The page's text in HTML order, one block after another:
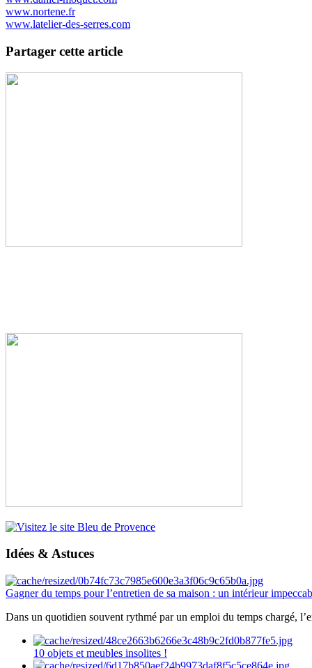
www.nortene.fr
www.latelier-des-serres.com
Partager cette article
Idées & Astuces
Gagner du temps pour l’entretien de sa maison : un intérieur
Dans un quotidien souvent rythmé par un emploi du temps chargé,
10 objets et meubles insolites !